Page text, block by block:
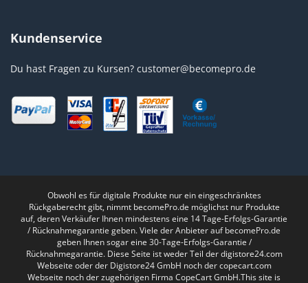
Kundenservice
Du hast Fragen zu Kursen? customer@becomepro.de
Obwohl es für digitale Produkte nur ein eingeschränktes
Rückgaberecht gibt, nimmt becomePro.de möglichst nur Produkte
auf, deren Verkäufer Ihnen mindestens eine 14 Tage-Erfolgs-Garantie
/ Rücknahmegarantie geben. Viele der Anbieter auf becomePro.de
geben Ihnen sogar eine 30-Tage-Erfolgs-Garantie /
Rücknahmegarantie. Diese Seite ist weder Teil der digistore24.com
Webseite oder der Digistore24 GmbH noch der copecart.com
Webseite noch der zugehörigen Firma CopeCart GmbH.This site is